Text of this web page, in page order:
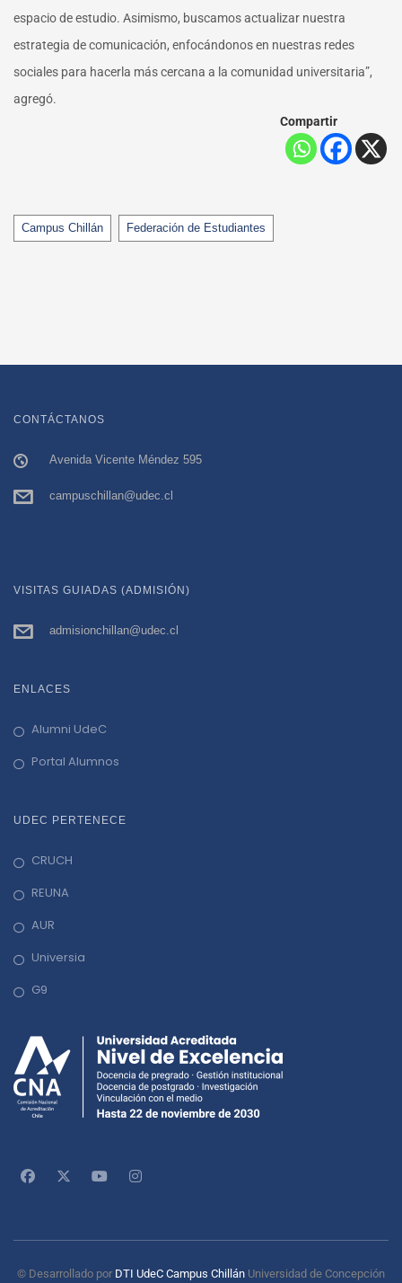
espacio de estudio. Asimismo, buscamos actualizar nuestra
estrategia de comunicación, enfocándonos en nuestras redes
sociales para hacerla más cercana a la comunidad universitaria”,
agregó.
Compartir
Tags
Campus Chillán Federación de Estudiantes
CONTÁCTANOS
Avenida Vicente Méndez 595
campuschillan@udec.cl
VISITAS GUIADAS (ADMISIÓN)
admisionchillan@udec.cl
ENLACES
Alumni UdeC
Portal Alumnos
UDEC PERTENECE
CRUCH
REUNA
AUR
Universia
G9
© Desarrollado por DTI UdeC Campus Chillán Universidad de Concepción